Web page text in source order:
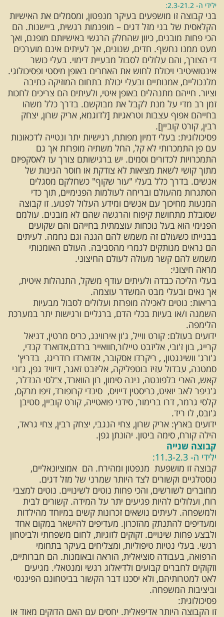
ילידי ה- 2.3-21.2:
בני קבוצה זו מושפעים בעיקר מנפטון, ומסמלים את האישיות
הקלאסית של בני מזל דגים – מופנמות רגשית, ביישנות. הם
הכי פחות מובנים, כיוון שהחלק הרגשי באישיותם מופנם, ואך
מעט ממנו נחשף. חדים, שנונים, אך לעיתים אינם מוערכים
די הצורך, והם עלולים לסבול מבעיית דימוי. בעלי כושר
אינטואיטיבי ויכולת לחוש את האחרים באופן מיסטי ופסיכולוגי.
מלנכוליים, אמנותיים ובעלי יכולת בתחום המוזיקה כתיבה
וציור. חייהם מתנהלים באופן איטי, ולעיתים הם צריכים לחכות
זמן רב מדי על מנת לקבל את מבוקשם. בדרך כלל משהו
בחייהם אפוף עצבות וטראגיות [לדוגמא, אריק שרון, יצחק
רבין, קורט קוביין].
פסיכולוגית: בעלי דמיון מפותח, רגישיות יתר ונטייה לדכאונות
עם פן התמכרותי לא קל, החל משתיה מופרזת אך גם
התמכרויות לכדורים וסמים. יש ברגישותם צורך עז לאסקפיזם
מתוך קושי לשאת מציאות לא צודקת או חוסר הגינות של
אנשים. בדרך כלל בעלי "עור שקוף" כשחלקם מסגלים
הסתגרות מהעולם ובריחה לעולמות הפנימיים, תוך כדי
המנעות מחיכוך עם אנשים ומידע העלול לפגוע. זו קבוצה
שסובלת מתחושת קיפוח והרגשה שהם לא מובנים. עולמם
הפנימי הוא בעל נוכחות עוצמתית בחייהם והם שקועים
בבנייתו כשעולם זה משמש להם הגנה וגם נחמה. לעיתים
הם נראים מנותקים לגמרי מהסביבה. העולם האומנותי
משמש להם קשר מעולה לעולם החיצוני.
מראה חיצוני:
בעלי הליכה כבדה ולעיתים עודף משקל, התנהלות איטית,
אך נאים ובעלי מבט המשדר עוצמה.
בריאות: נוטים לאכילה מופרזת ועלולים לסבול מבעיות
השמנה ו/או בעיות בכלי הדם, ברגליים ורגישות יתר במערכת
הלימפה.
ידועים בעולם: קורט ווייל, ג'ון אירווינג, כריס מרטין, דניאל
קרייג, בון ז'ובי, אליזבט טיילור,חוואייר ברדם,אדוארד קנדי,
ג'ורג' וושינגטון, , ריקרדו אסקובר, אדוארדו רודריגז, בדריץ'
סמטנה, עבדול עזיז בוטפליקה, אליזבט זאגר, דיוויד גפן, ג'וני
קאש, הארי בלפונטה, נינה סימון, רון הווארד, צ'לסי הנדלר,
ג'ניפר לאב יואיט, כריסטין דייויס, סינדי קרופורד, זיפו מרקס,
קלסי גרמר, דרו ברימור, סידני פואטייה, קורט קוביין, סטיבן
ג'ובס, לו ריד.
ידועים בארץ: אריק שרון, צחי הנגבי, יצחק רבין, צחי גראד,
הילה קורח, סימה ביטון. יהונתן גפן.
קבוצה שנייה
ילידי ה- 11.3-2.3:
קבוצה זו מושפעת מנפטון ומהירח. הם אמוציונאליים,
נוסטלגיים וקשורים לצד היותר שמרני של מזל דגים.
מחוברים לשורשים, והכי פחות נוטים לשינויים. נוטים למצבי
רוח, ועלולים להיות פגיעים יתר על המידה. קשורים לבית
ולמשפחה. לעיתים נושאים זכרונות קשים במיוחד מהילדות
ומעדיפים להתנתק מהזכרון. מעדיפים להישאר במקום אחד
ולבצע פחות שינויים. זקוקים לזוגיות, לחום משפחתי ולביטחון
רגשי. בעלי נטיות טיפוליות, ומצליחים בעיקר בתחומי
הרפואה, בעבודה סוציאלית, הוראה ובאומנות. הם חברותיים,
וזקוקים לחברים קבועים ולדיאלוג רגשי ומנטאלי. מגיעים
לאט למטרותיהם, ולא יסכנו דבר הקשור בביטחונם הפיננסי
וביציבות המשפחה.
פסיכולוגית:
זו הקבוצה היותר אדיפאלית. יחסים עם האם הדוקים מאוד או